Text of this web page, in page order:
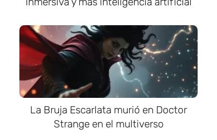
La Bruja Escarlata murió en Doctor
Strange en el multiverso